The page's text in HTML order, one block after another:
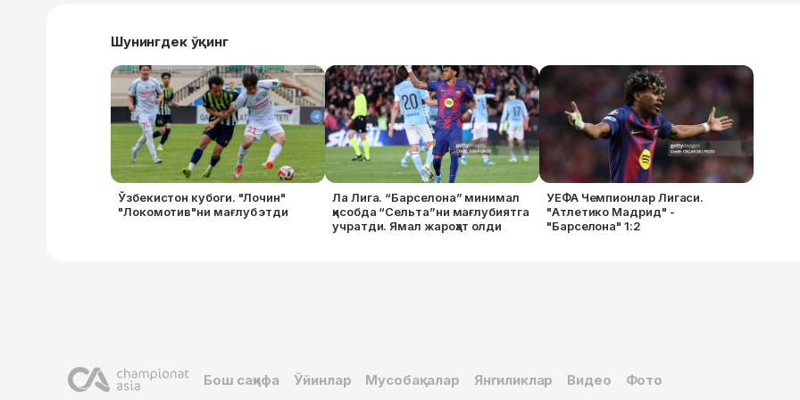
Шунингдек ўқинг
Ўзбекистон кубоги. "Лочин"
"Локомотив"ни мағлуб этди
Ла Лига. “Барселона” минимал
ҳисобда “Сельта”ни мағлубиятга
учратди. Ямал жароҳат олди
УЕФА Чемпионлар Лигаси.
"Атлетико Мадрид" -
"Барселона" 1:2
Бош саҳифа Ўйинлар Мусобақалар Янгиликлар Видео Фото